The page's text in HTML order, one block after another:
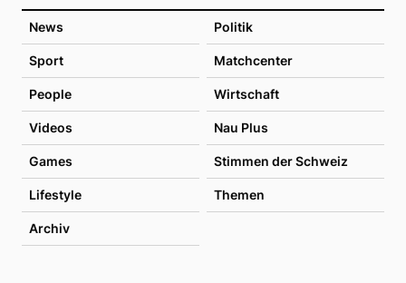
News Politik
Sport Matchcenter
People Wirtschaft
Videos Nau Plus
Games Stimmen der Schweiz
Lifestyle Themen
Archiv